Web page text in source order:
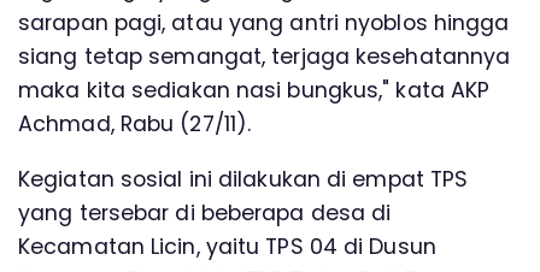
sarapan pagi, atau yang antri nyoblos hingga
siang tetap semangat, terjaga kesehatannya
maka kita sediakan nasi bungkus," kata AKP
Achmad, Rabu (27/11).
Kegiatan sosial ini dilakukan di empat TPS
yang tersebar di beberapa desa di
Kecamatan Licin, yaitu TPS 04 di Dusun